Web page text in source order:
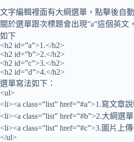
文字編輯裡面有大綱選單，點擊後自
關於選單跟次標題會出現”a”這個英文
如下
<h2 id=”a”>1.</h2>
<h2 id=”b”>2.</h2>
<h2 id=”c”>3.</h2>
<h2 id=”d”>4.</h2>
選單寫法如下：
<ul>
<li><a class=”list” href=”#a”>1.寫文章
<li><a class=”list” href=”#b”>2.大綱選
<li><a class=”list” href=”#c”>3.圖片上
</ul>